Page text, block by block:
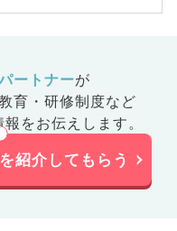
ートナーが
育・研修制度など
をお伝えします。
紹介してもらう